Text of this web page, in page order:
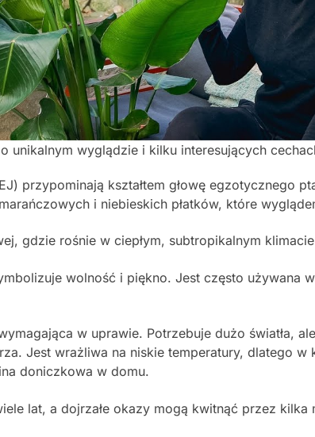
unikalnym wyglądzie i kilku interesujących
przypominają kształtem głowę egzotycznego
i niebieskich płatków, które
gdzie rośnie w ciepłym, subtropikalnym
wolność i piękno. Jest często używana
w uprawie. Potrzebuje dużo światła,
Jest wrażliwa na niskie temperatury, dlatego w
doniczkowa w domu.
lat, a dojrzałe okazy mogą kwitnąć przez